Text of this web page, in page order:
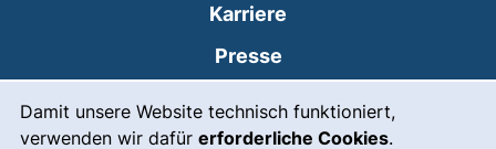
Damit unsere Website technisch funktioniert,
verwenden wir dafür erforderliche Cookies.
Karriere
Presse
Leichte Sprache